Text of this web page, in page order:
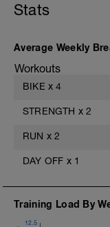
https://
Pbu-3I74
-3x1'
https://
-3x20"
https://
3x10
https://
Stats
Average Weekly
Workouts
BIKE x 4
STRENGTH x 2
RUN x 2
DAY OFF x 1
Training Load By
12.5